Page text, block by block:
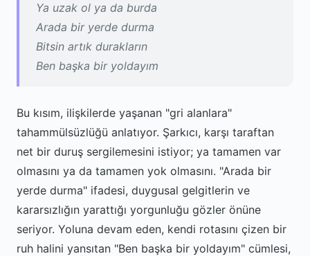
Ya uzak ol ya da burda
Arada bir yerde durma
Bitsin artık durakların
Ben başka bir yoldayım
Bu kısım, ilişkilerde yaşanan "gri alanlara"
tahammülsüzlüğü anlatıyor. Şarkıcı, karşı taraftan
net bir duruş sergilemesini istiyor; ya tamamen var
olmasını ya da tamamen yok olmasını. "Arada bir
yerde durma" ifadesi, duygusal gelgitlerin ve
kararsızlığın yarattığı yorgunluğu gözler önüne
seriyor. Yoluna devam eden, kendi rotasını çizen bir
ruh halini yansıtan "Ben başka bir yoldayım" cümlesi,